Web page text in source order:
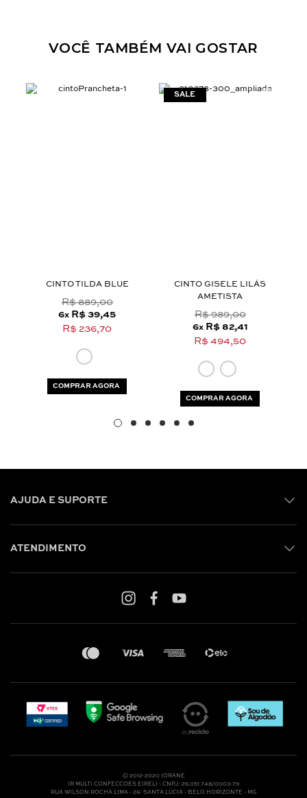
VOCÊ TAMBÉM VAI GOSTAR
CINTO TILDA BLUE
R$ 889,00
6x R$ 39,45
R$ 236,70
COMPRAR AGORA
CINTO GISELE LILÁS
AMETISTA
R$ 989,00
6x R$ 82,41
R$ 494,50
COMPRAR AGORA
AJUDA E SUPORTE
ATENDIMENTO
Whatsapp: (31) 97219-6604
Nossas Lojas
Ⓒ 2012-2020 IORANE
IR MULTI CONFECCOES EIRELI - CNPJ: 26.051.748/0003-79
RUA WILSON ROCHA LIMA - 26- SANTA LÚCIA - BELO HORIZONTE - MG